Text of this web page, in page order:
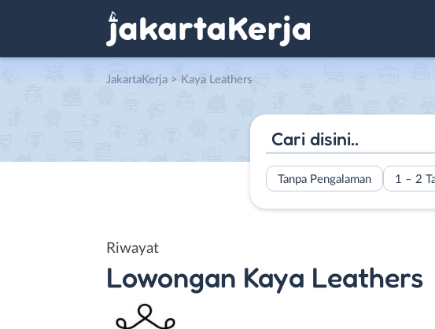
JakartaKerja > Kaya Leathers
Tanpa Pengalaman 1 – 2
Riwayat
Lowongan Kaya Leathers